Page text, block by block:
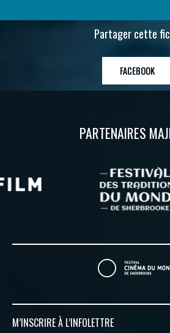
Partager cette
FACEBOOK
PARTENAIRES
M’INSCRIRE À L’INFOLETTRE